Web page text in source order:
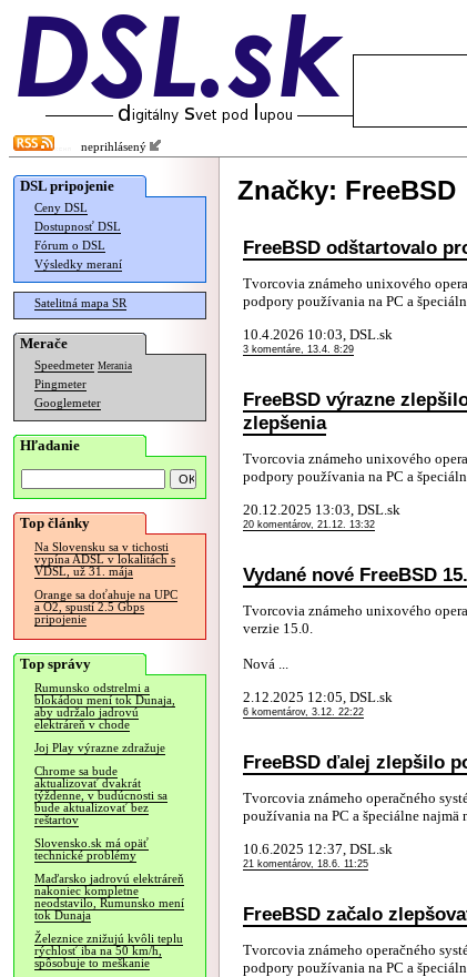
neprihlásený
DSL pripojenie
Ceny DSL
Dostupnosť DSL
Fórum o DSL
Výsledky meraní
Satelitná mapa SR
Merače
Speedmeter Merania
Pingmeter
Googlemeter
Hľadanie
Top články
Na Slovensku sa v tichosti
vypína ADSL v lokalitách s
VDSL, už 31. mája
Orange sa doťahuje na UPC
a O2, spustí 2.5 Gbps
pripojenie
Top správy
Rumunsko odstrelmi a
blokádou mení tok Dunaja,
aby udržalo jadrovú
elektráreň v chode
Joj Play výrazne zdražuje
Chrome sa bude
aktualizovať dvakrát
týždenne, v budúcnosti sa
bude aktualizovať bez
reštartov
Slovensko.sk má opäť
technické problémy
Maďarsko jadrovú elektráreň
nakoniec kompletne
neodstavilo, Rumunsko mení
tok Dunaja
Železnice znižujú kvôli teplu
rýchlosť iba na 50 km/h,
spôsobuje to meškanie
Značky: FreeBSD
FreeBSD odštartovalo
Tvorcovia známeho unixového
podpory používania na PC a
10.4.2026 10:03, DSL.sk
3 komentáre, 13.4. 8:29
FreeBSD výrazne
zlepšenia
Tvorcovia známeho unixového
podpory používania na PC a
20.12.2025 13:03, DSL.sk
20 komentárov, 21.12. 13:32
Vydané nové FreeBSD
Tvorcovia známeho unixového
verzie 15.0.
Nová ...
2.12.2025 12:05, DSL.sk
6 komentárov, 3.12. 22:22
FreeBSD ďalej zlepšilo
Tvorcovia známeho operačného
používania na PC a špeciálne
10.6.2025 12:37, DSL.sk
21 komentárov, 18.6. 11:25
FreeBSD začalo
Tvorcovia známeho operačného
podpory používania na PC a